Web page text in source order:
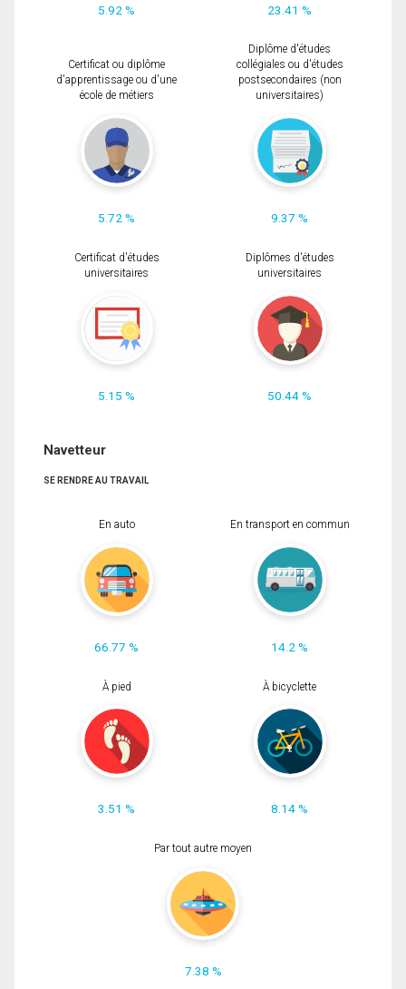
5.92 % 23.41 %
Certificat ou diplôme
d'apprentissage ou d'une
école de métiers
5.72 %
Diplôme d'études
collégiales ou d'études
postsecondaires (non
universitaires)
9.37 %
Certificat d'études
universitaires
5.15 %
Diplômes d'études
universitaires
50.44 %
Navetteur
SE RENDRE AU TRAVAIL
En auto
66.77 %
En transport en commun
14.2 %
À pied
3.51 %
À bicyclette
8.14 %
Par tout autre moyen
7.38 %